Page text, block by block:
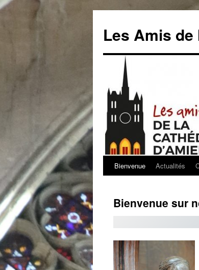
contenu
Les Amis
Bienvenue Actualités
Bienvenue sur